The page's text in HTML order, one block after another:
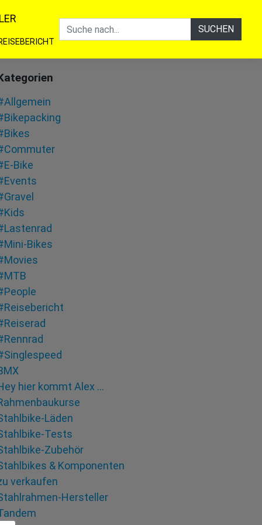
SUCHEN
Bike
Bikes
hier kommt Alex …
Läden
Tests
Zubehör
& Komponenten
verkaufen
Hersteller